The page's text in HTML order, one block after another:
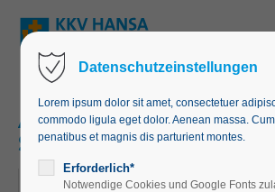
Login
Benutzername
Passwort
Angebot von
SINGEN MIT SOPHIA
16.03.2026, 13:30
Datenschutzeinstellungen
Lorem ipsum dolor sit amet, consectetuer
commodo ligula eget dolor. Aenean massa.
penatibus et magnis dis parturient montes.
Erforderlich*
Notwendige Cookies und Google Fonts